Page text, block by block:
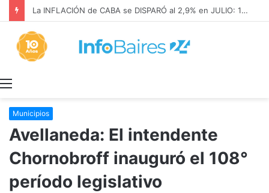
La INFLACIÓN de CABA se DISPARÓ al 2,9% en JULIO: 19,4% en 2026
Municipios
Avellaneda: El intendente
Chornobroff inauguró el 108°
período legislativo